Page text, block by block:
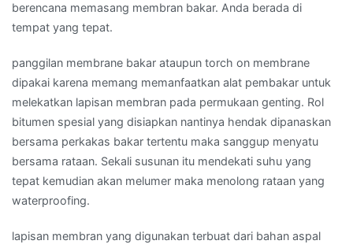
berencana memasang membran bakar. Anda berada di
tempat yang tepat.
panggilan membrane bakar ataupun torch on membrane
dipakai karena memang memanfaatkan alat pembakar untuk
melekatkan lapisan membran pada permukaan genting. Rol
bitumen spesial yang disiapkan nantinya hendak dipanaskan
bersama perkakas bakar tertentu maka sanggup menyatu
bersama rataan. Sekali susunan itu mendekati suhu yang
tepat kemudian akan melumer maka menolong rataan yang
waterproofing.
lapisan membran yang digunakan terbuat dari bahan aspal